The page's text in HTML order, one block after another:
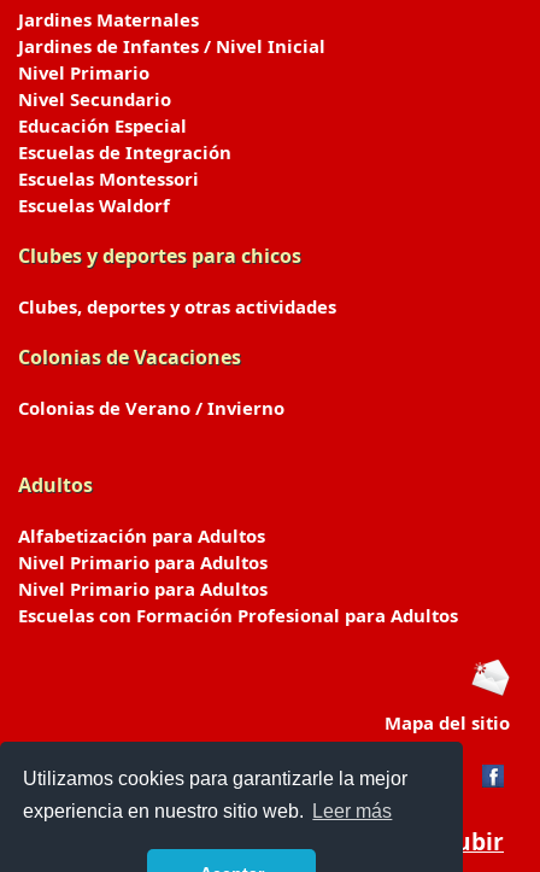
Utilizamos cookies para garantizarle la mejor
experiencia en nuestro sitio web.
Leer más
Jardines Maternales
Jardines de Infantes / Nivel Inicial
Nivel Primario
Nivel Secundario
Educación Especial
Escuelas de Integración
Escuelas Montessori
Escuelas Waldorf
Clubes y deportes para chicos
Clubes, deportes y otras actividades
Colonias de Vacaciones
Colonias de Verano / Invierno
Adultos
Alfabetización para Adultos
Nivel Primario para Adultos
Nivel Primario para Adultos
Escuelas con Formación Profesional para Adultos
Mapa del sitio
Subir